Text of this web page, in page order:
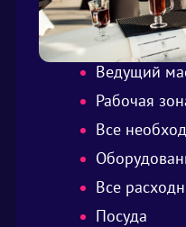
Ведущий
Рабочая
Все
Все
Посуда